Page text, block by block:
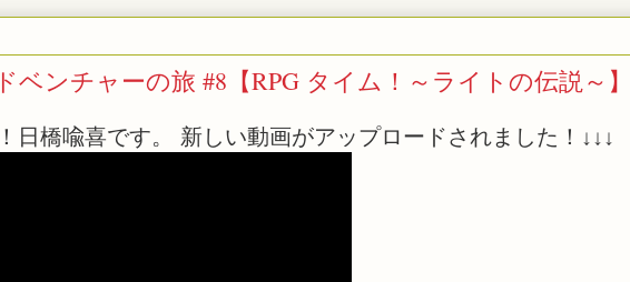
ベンチャーの旅 #8【RPG タイム！～ライトの伝説～】
日橋喩喜です。 新しい動画がアップロードされました！↓↓↓